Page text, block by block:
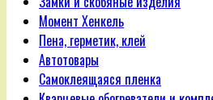
Момент Хенкель
Пена, герметик, клей
Автотовары
Самоклеящаяся пленка